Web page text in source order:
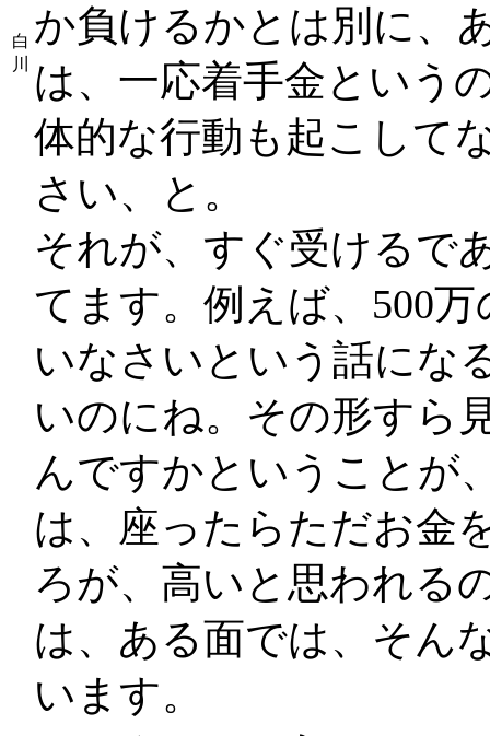
白
川
か負けるかとは別に、
は、一応着手金という
体的な行動も起こして
さい、と。
それが、すぐ受けるで
てます。例えば、500
いなさいという話にな
いのにね。その形すら
んですかということが
は、座ったらただお金
ろが、高いと思われる
は、ある面では、そん
います。